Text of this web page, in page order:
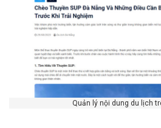
Quản lý nội dung du lịch